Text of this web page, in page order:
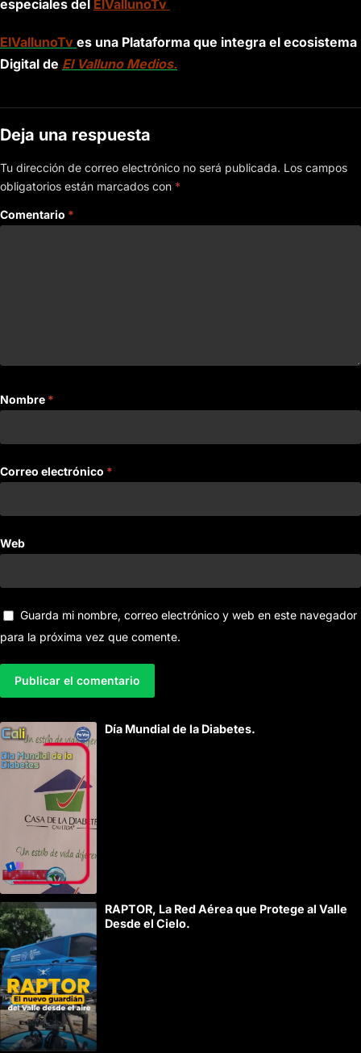
especiales del ElVallunoTv
ElVallunoTv es una Plataforma que integra el ecosistema
Digital de El Valluno Medios.
Deja una respuesta
Tu dirección de correo electrónico no será publicada. Los campos
obligatorios están marcados con *
Comentario *
Nombre *
Correo electrónico *
Web
Guarda mi nombre, correo electrónico y web en este navegador
para la próxima vez que comente.
l
t
t
i
v
e
:
Día Mundial de la Diabetes.
RAPTOR, La Red Aérea que Protege al Valle
Desde el Cielo.